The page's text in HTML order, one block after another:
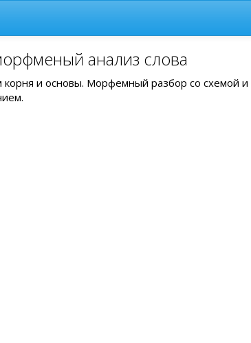
анализ слова
корня и основы. Морфемный разбор со схемой и